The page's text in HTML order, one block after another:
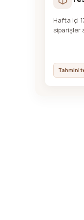
Hafta içi
siparişler
Tahmini